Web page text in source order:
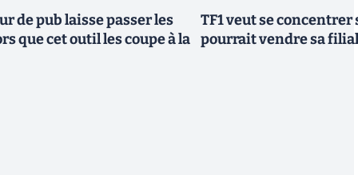
de pub laisse passer les
que cet outil les coupe à la
TF1 veut se
pourrait vendre sa